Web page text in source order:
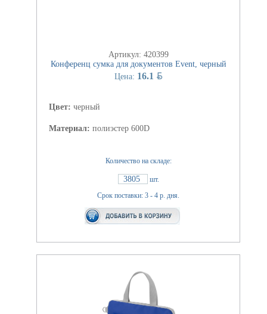
Артикул: 420399
Конференц сумка для документов Event, черный
Цена: 16.1 BYN
Цвет: черный
Материал: полиэстер 600D
Количество на складе:
3805
шт.
Срок поставки: 3 - 4 р. дня.